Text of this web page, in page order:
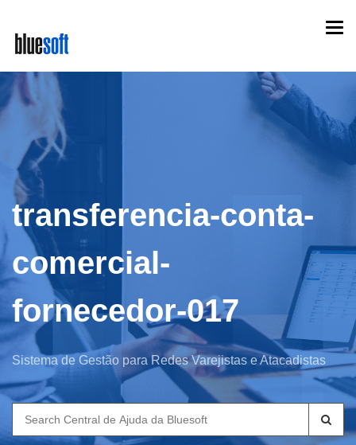
main
content
transferencia-conta-
comercial-
fornecedor-017
Sistema de Gestão para Redes Varejistas e Atacadistas
Search
for: